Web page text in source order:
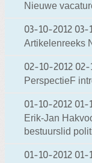
Nieuwe
03-10-2012 03-
Artikelenreeks
02-10-2012 02-
PerspectieF
01-10-2012 01-
Erik-Jan
bestuurslid
01-10-2012 01-